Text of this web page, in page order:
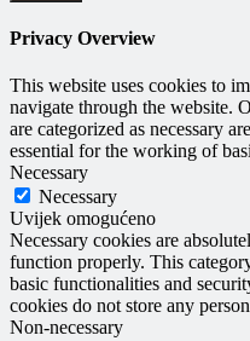
Privacy Overview
This website uses cookies to
navigate through the website.
are categorized as necessary
essential for the working of
Necessary
Necessary
Uvijek omogućeno
Necessary cookies are
function properly. This
basic functionalities and
cookies do not store any
Non-necessary